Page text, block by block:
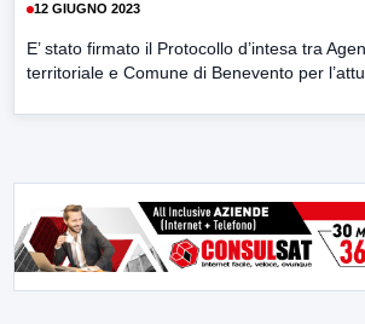
12 GIUGNO 2023
E’ stato firmato il Protocollo d’intesa tra
territoriale e Comune di Benevento per